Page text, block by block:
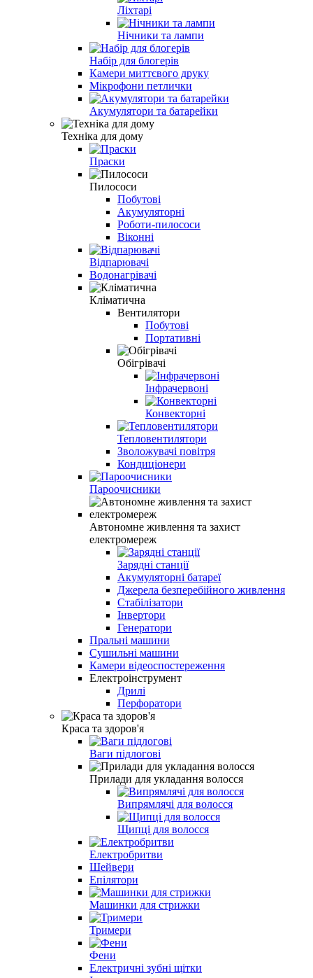
Ліхтарі
Нічники та лампи
Набір для блогерів
Камери миттєвого друку
Мікрофони петлички
Акумулятори та батарейки
Техніка для дому
Праски
Пилососи
Побутові
Акумуляторні
Роботи-пилососи
Віконні
Відпарювачі
Водонагрівачі
Кліматична
Вентилятори
Побутові
Портативні
Обігрівачі
Інфрачервоні
Конвекторні
Тепловентилятори
Зволожувачі повітря
Кондиціонери
Пароочисники
Автономне живлення та захист
електромереж
Зарядні станції
Акумуляторні батареї
Джерела безперебійного живлення
Стабілізатори
Інвертори
Генератори
Пральні машини
Сушильні машини
Камери відеоспостереження
Електроінструмент
Дрилі
Перфоратори
Краса та здоров'я
Ваги підлогові
Прилади для укладання волосся
Випрямлячі для волосся
Щипці для волосся
Електробритви
Шейвери
Епілятори
Машинки для стрижки
Тримери
Фени
Електричні зубні щітки